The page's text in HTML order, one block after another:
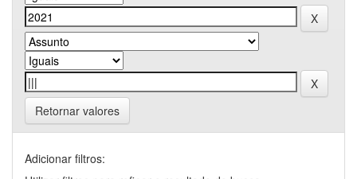
Retornar valores
Adicionar filtros: